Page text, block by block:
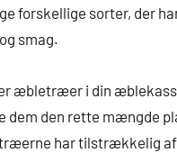
forskellige sorter, der
smag.
æbletræer i din
dem den rette mængde
træerne har tilstrækkelig